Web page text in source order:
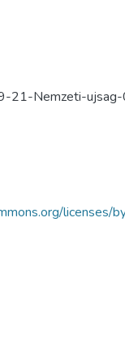
21-Nemzeti-
licenses/